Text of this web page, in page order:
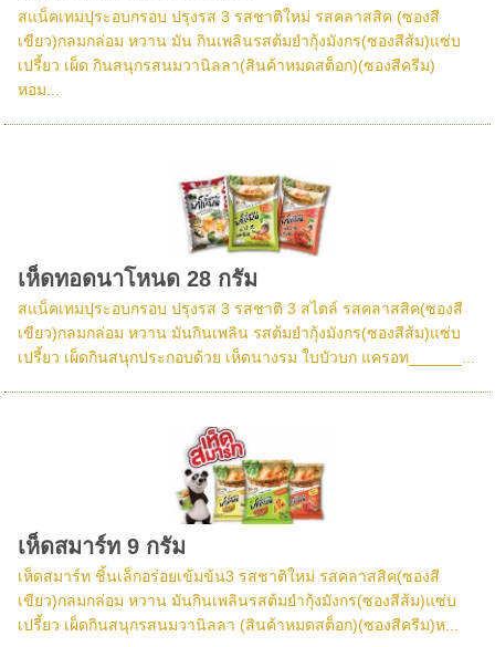
สแน็คเทมปุระอบกรอบ ปรุงรส 3 รสชาติใหม่ รสคลาสสิค (ซองสี
เขียว)กลมกล่อม หวาน มัน กินเพลินรสต้มยำกุ้งมังกร(ซองสีส้ม)แซ่บ
เปรี้ยว เผ็ด กินสนุกรสนมวานิลลา(สินค้าหมดสต็อก)(ซองสีครีม)
หอม...
เห็ดทอดนาโหนด 28 กรัม
สแน็คเทมปุระอบกรอบ ปรุงรส 3 รสชาติ 3 สไตล์ รสคลาสสิค(ซองสี
เขียว)กลมกล่อม หวาน มันกินเพลิน รสต้มยำกุ้งมังกร(ซองสีส้ม)แซ่บ
เปรี้ยว เผ็ดกินสนุกประกอบด้วย เห็ดนางรม ใบบัวบก แครอท______...
เห็ดสมาร์ท 9 กรัม
เห็ดสมาร์ท ชิ้นเล็กอร่อยเข้มข้น3 รสชาติใหม่ รสคลาสสิค(ซองสี
เขียว)กลมกล่อม หวาน มันกินเพลินรสต้มยำกุ้งมังกร(ซองสีส้ม)แซ่บ
เปรี้ยว เผ็ดกินสนุกรสนมวานิลลา (สินค้าหมดสต็อก)(ซองสีครีม)ห...